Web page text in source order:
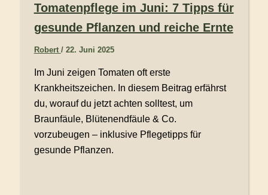
Tomatenpflege im Juni: 7 Tipps für
gesunde Pflanzen und reiche Ernte
Robert / 22. Juni 2025
Im Juni zeigen Tomaten oft erste
Krankheitszeichen. In diesem Beitrag erfährst
du, worauf du jetzt achten solltest, um
Braunfäule, Blütenendfäule & Co.
vorzubeugen – inklusive Pflegetipps für
gesunde Pflanzen.